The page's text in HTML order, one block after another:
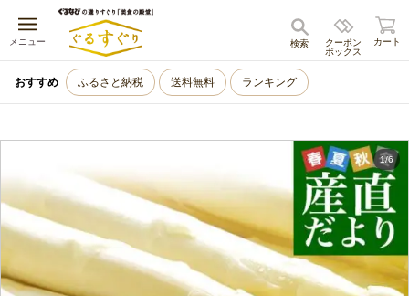
メニュー
キャンセル
クーポン
ボックス
検索 カート
おすすめ ふるさと納税 送料無料 ランキング
1/6